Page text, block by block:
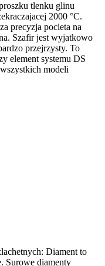
tlenku glinu
2000 °C.
precyzja pocieta na
Szafir jest wyjatkowo
przejrzysty. To
element systemu DS
modeli
Diament to
Surowe diamenty